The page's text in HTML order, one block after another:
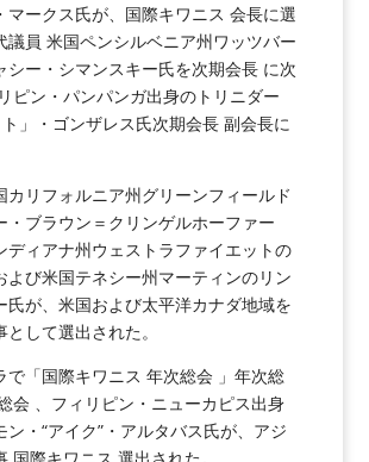
マークス氏が、国際キワニス 会長に選
議員 米国ペンシルベニア州ワッツバー
シー・シマンスキー氏を次期会長 に次
ピン・パンパンガ出身のトリニダー
ト」・ゴンザレス氏次期会長 副会長に
カリフォルニア州グリーンフィールド
・ブラウン＝クリンゲルホーファー
ディアナ州ウェストラファイエットの
よび米国テネシー州マーティンのリン
氏が、米国および太平洋カナダ地域を
して選出された。
で「国際キワニス 年次総会 」年次総
会 、フィリピン・ニューカピス出身
ン・“アイク”・アルタバス氏が、アジ